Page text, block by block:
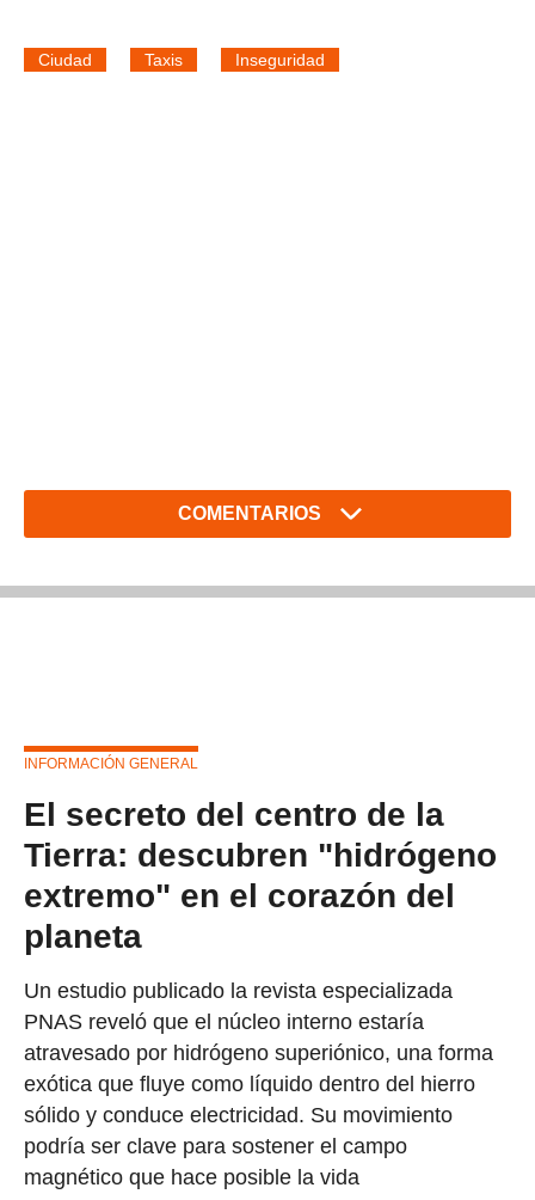
Ciudad Taxis Inseguridad
COMENTARIOS